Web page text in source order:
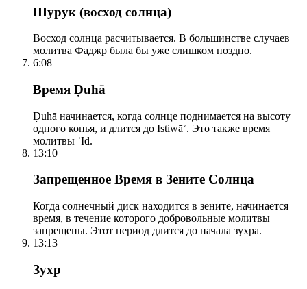
Шурук (восход солнца)
Восход солнца расчитывается. В большинстве случаев
молитва Фаджр была бы уже слишком поздно.
6:08
Время Ḍuhā
Ḍuhā начинается, когда солнце поднимается на высоту
одного копья, и длится до Istiwāʾ. Это также время
молитвы ʿĪd.
13:10
Запрещенное Время в Зените Солнца
Когда солнечный диск находится в зените, начинается
время, в течение которого добровольные молитвы
запрещены. Этот период длится до начала зухра.
13:13
Зухр